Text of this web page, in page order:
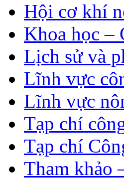
Hội cơ khí
Khoa học –
Lịch sử và
Lĩnh vực
Lĩnh vực
Tạp chí
Tạp chí
Tham khảo